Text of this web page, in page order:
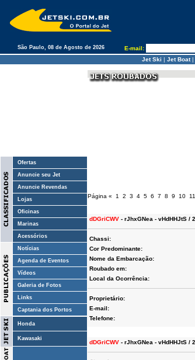
São Paulo, 08 de Agosto de 2026 E-mail:
Jet Ski | Jet Boat|
Ofertas
Anuncie seu Jet
Anuncie Revendas
Lojas
Oficinas
Marinas
Acessórios
Notícias
Agenda de Eventos
Vídeos
Galeria de Fotos
Links
Captania dos Portos
Honda
Kawasaki
Página « 1 2 3 4 5 6 7 8 9 10 11
dDGriCWV - rJhxGNea - vHdHHJtS /
Chassi:
Cor Predominante:
Nome da Embarcação:
Roubado em:
Local da Ocorrência:
Proprietário:
E-mail:
Telefone:
dDGriCWV - rJhxGNea - vHdHHJtS /